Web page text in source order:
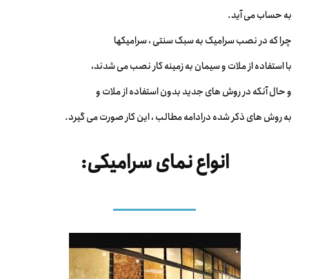
به حساب می آید.
چرا که در نصب سرامیک به سبک سنتی ، سرامیکها
با استفاده از ملات و سیمان به زمینه کار نصب می شدند،
و حال آنکه در روش های جدید بدون استفاده از ملات و
به روش های ذکر شده درادامه مطالب ، این کار صورت می گیرد.
انواع نمای سرامیکی: